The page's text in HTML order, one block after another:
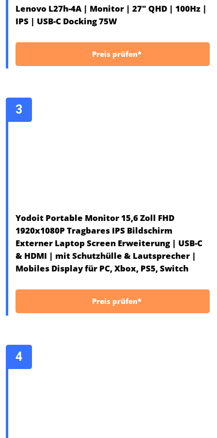
Lenovo L27h-4A | Monitor | 27" QHD | 100Hz |
IPS | USB-C Docking 75W
Preis prüfen*
Yodoit Portable Monitor 15,6 Zoll FHD
1920x1080P Tragbares IPS Bildschirm
Externer Laptop Screen Erweiterung | USB-C
& HDMI | mit Schutzhülle & Lautsprecher |
Mobiles Display für PC, Xbox, PS5, Switch
Preis prüfen*